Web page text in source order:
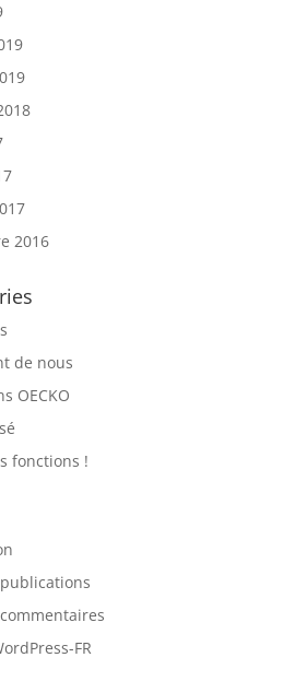
2016
de nous
OECKO
fonctions !
FR